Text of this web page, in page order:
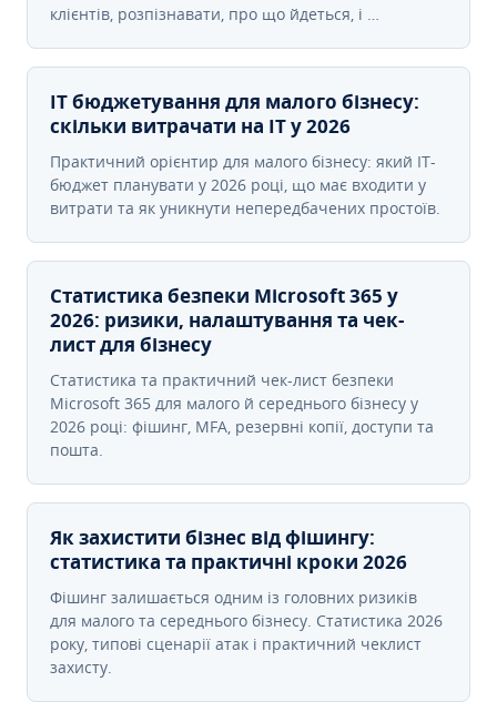
клієнтів, розпізнавати, про що йдеться, і …
IT бюджетування для малого бізнесу:
скільки витрачати на IT у 2026
Практичний орієнтир для малого бізнесу: який IT-
бюджет планувати у 2026 році, що має входити у
витрати та як уникнути непередбачених простоїв.
Статистика безпеки Microsoft 365 у
2026: ризики, налаштування та чек-
лист для бізнесу
Статистика та практичний чек-лист безпеки
Microsoft 365 для малого й середнього бізнесу у
2026 році: фішинг, MFA, резервні копії, доступи та
пошта.
Як захистити бізнес від фішингу:
статистика та практичні кроки 2026
Фішинг залишається одним із головних ризиків
для малого та середнього бізнесу. Статистика 2026
року, типові сценарії атак і практичний чеклист
захисту.